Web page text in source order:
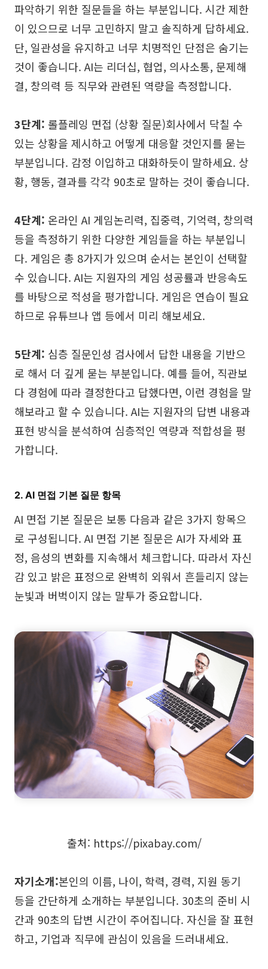
파악하기 위한 질문들을 하는 부분입니다. 시간 제한
이 있으므로 너무 고민하지 말고 솔직하게 답하세요.
단, 일관성을 유지하고 너무 치명적인 단점은 숨기는
것이 좋습니다. AI는 리더십, 협업, 의사소통, 문제해
결, 창의력 등 직무와 관련된 역량을 측정합니다.
3단계: 롤플레잉 면접 (상황 질문)회사에서 닥칠 수
있는 상황을 제시하고 어떻게 대응할 것인지를 묻는
부분입니다. 감정 이입하고 대화하듯이 말하세요. 상
황, 행동, 결과를 각각 90초로 말하는 것이 좋습니다.
4단계: 온라인 AI 게임논리력, 집중력, 기억력, 창의력
등을 측정하기 위한 다양한 게임들을 하는 부분입니
다. 게임은 총 8가지가 있으며 순서는 본인이 선택할
수 있습니다. AI는 지원자의 게임 성공률과 반응속도
를 바탕으로 적성을 평가합니다. 게임은 연습이 필요
하므로 유튜브나 앱 등에서 미리 해보세요.
5단계: 심층 질문인성 검사에서 답한 내용을 기반으
로 해서 더 깊게 묻는 부분입니다. 예를 들어, 직관보
다 경험에 따라 결정한다고 답했다면, 이런 경험을 말
해보라고 할 수 있습니다. AI는 지원자의 답변 내용과
표현 방식을 분석하여 심층적인 역량과 적합성을 평
가합니다.
2. AI 면접 기본 질문 항목
AI 면접 기본 질문은 보통 다음과 같은 3가지 항목으
로 구성됩니다. AI 면접 기본 질문은 AI가 자세와 표
정, 음성의 변화를 지속해서 체크합니다. 따라서 자신
감 있고 밝은 표정으로 완벽히 외워서 흔들리지 않는
눈빛과 버벅이지 않는 말투가 중요합니다.
출처: https://pixabay.com/
자기소개:본인의 이름, 나이, 학력, 경력, 지원 동기
등을 간단하게 소개하는 부분입니다. 30초의 준비 시
간과 90초의 답변 시간이 주어집니다. 자신을 잘 표현
하고, 기업과 직무에 관심이 있음을 드러내세요.